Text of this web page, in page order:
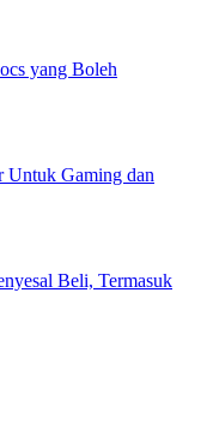
yang Boleh
Untuk Gaming dan
Beli, Termasuk